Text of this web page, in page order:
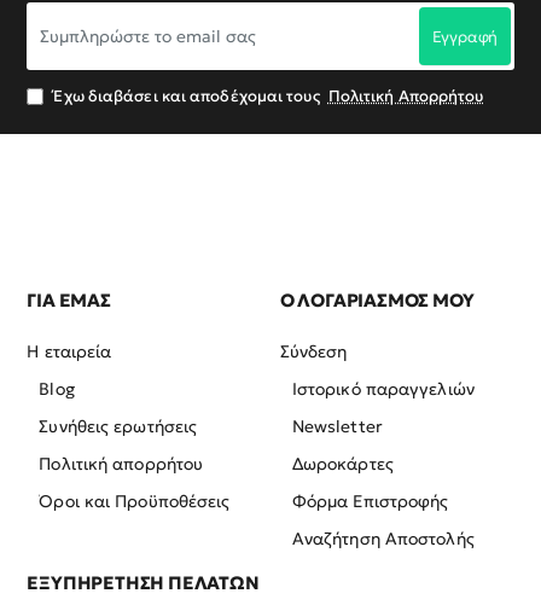
το
σας
Εγγραφή
Έχω διαβάσει και αποδέχομαι τους Πολιτική Απορρήτου
ΓΙΑ ΕΜΑΣ
Η εταιρεία
Blog
Συνήθεις ερωτήσεις
Πολιτική απορρήτου
Όροι και Προϋποθέσεις
Ο ΛΟΓΑΡΙΑΣΜΟΣ ΜΟΥ
Σύνδεση
Ιστορικό παραγγελιών
Newsletter
Δωροκάρτες
Φόρμα Επιστροφής
Αναζήτηση Αποστολής
ΕΞΥΠΗΡΕΤΗΣΗ ΠΕΛΑΤΩΝ